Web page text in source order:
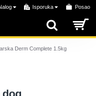
Isporuka Posao
Derm Complete 1.5kg